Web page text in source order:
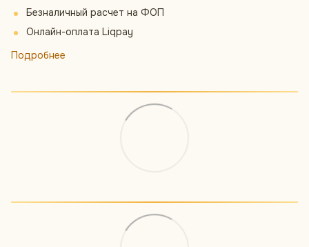
Безналичный расчет на ФОП
Онлайн-оплата Liqpay
Подробнее